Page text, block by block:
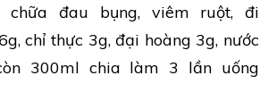
chữa đau bụng, viêm ruột, đi
chỉ thực 3g, đại hoàng 3g, nước
300ml chia làm 3 lần uống